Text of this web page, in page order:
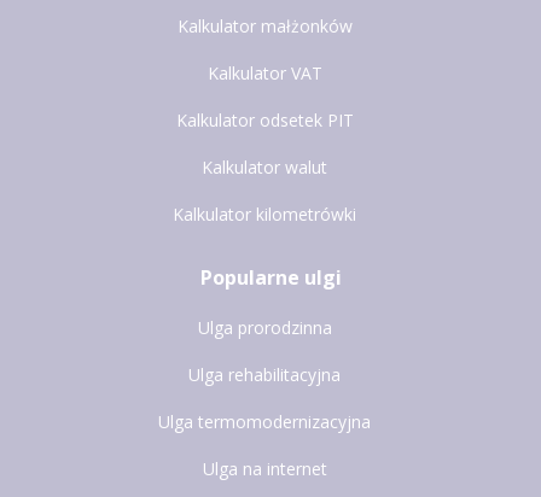
Kalkulator małżonków
Kalkulator VAT
Kalkulator odsetek PIT
Kalkulator walut
Kalkulator kilometrówki
Popularne ulgi
Ulga prorodzinna
Ulga rehabilitacyjna
Ulga termomodernizacyjna
Ulga na internet